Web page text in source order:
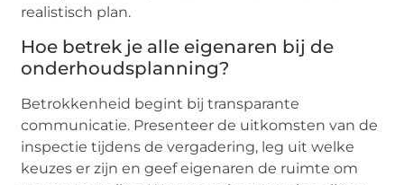
realistisch plan.
Hoe betrek je alle eigenaren bij de
onderhoudsplanning?
Betrokkenheid begint bij transparante
communicatie. Presenteer de uitkomsten van de
inspectie tijdens de vergadering, leg uit welke
keuzes er zijn en geef eigenaren de ruimte om